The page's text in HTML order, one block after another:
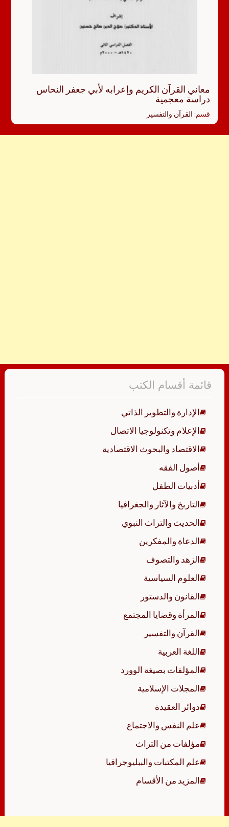
معاني القرآن الكريم وإعرابه لأبي جعفر النحاس
دراسة معجمية
قسم: القرآن والتفسير
قائمة أقسام الكتب
الإدارة والتطوير الذاتي
الإعلام وتكنولوجيا الاتصال
الاقتصاد والبحوث الاقتصادية
أصول الفقه
أدبيات الطفل
التاريخ والآثار والجغرافيا
الحديث والتراث النبوي
الدعاة والمفكرين
الزهد والتصوف
العلوم السياسية
القانون والدستور
المرأة وقضايا المجتمع
القرآن والتفسير
اللغة العربية
المؤلفات بصيغة الوورد
المجلات الإسلامية
دوائر العقيدة
علم النفس والاجتماع
مؤلفات من التراث
علم المكتبات والببليوجرافيا
المزيد من الأقسام